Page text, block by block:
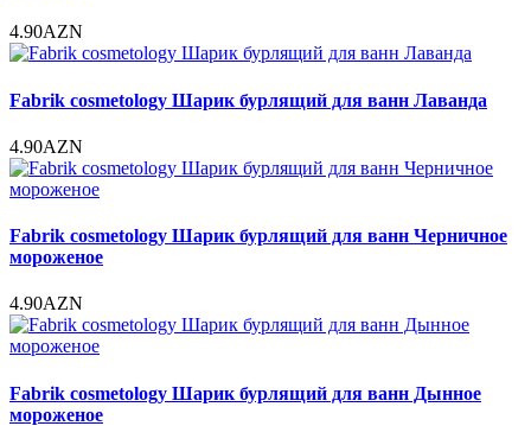
4.90AZN
Fabrik cosmetology Шарик бурлящий для ванн Лаванда
4.90AZN
Fabrik cosmetology Шарик бурлящий для ванн Черничное
мороженое
4.90AZN
Fabrik cosmetology Шарик бурлящий для ванн Дынное
мороженое